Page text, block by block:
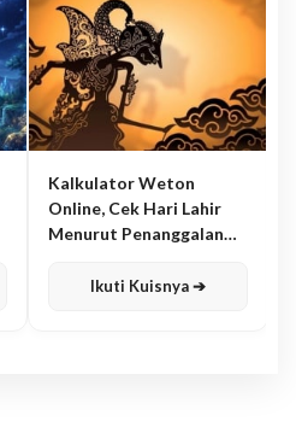
Kalkulator Weton
Online, Cek Hari Lahir
Menurut Penanggalan
Ikuti Kuisnya ➔